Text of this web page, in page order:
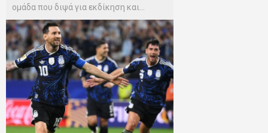
ομάδα που διψά για εκδίκηση και...